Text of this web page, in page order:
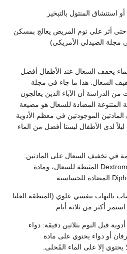
المنتول بالتبخير
حتى أثر على نوم المريض يعالج بمسكن
مجلة الصيدلي الأمريكي)
يخفف السعال عند الأطفال أفضل
السعال. هذا ما جاء في مجلة
من الدراسة أن الآباء الذين يعالجون
المتنوعة المضادة للسعال هو مضيعة
الموجودتين في معظم الأدوية
لدى الأطفال ليستا أفضل من الماء
في تخفيف السعال على المادتين:
ديكستروميثورفان Dextromethorphan المثبطة للسعال، ومادة
100 طفل مصاب بالتهاب تنفسي علوي (المنطقة العليا
أكثر من ثلاثة أيام.
قبل النوم بثلاثين دقيقة: دواء
أو دواء يحتوي على مادة
يحتوي إلا على الماء المُحلى.